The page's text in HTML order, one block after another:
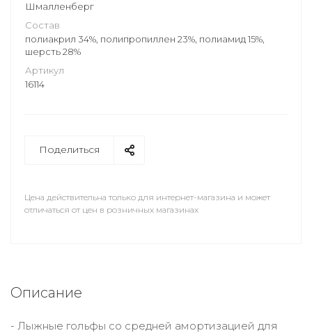
Шмалленберг
Состав
полиакрил 34%, полипропиллен 23%, полиамид 15%,
шерсть 28%
Артикул
16114
Поделиться
Цена действительна только для интернет-магазина и может
отличаться от цен в розничных магазинах
Описание
- Лыжные гольфы со средней амортизацией для